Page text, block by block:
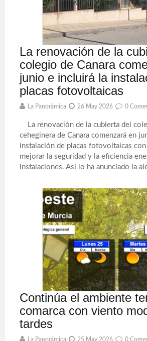
La renovación de la
colegio de Canara
junio e incluirá la
placas fotovoltaicas
La Panorámica 26 May 2026 0
La renovación de la cubierta del
ceheginera de Canara comenzará en
instalación de placas fotovoltaicas
mejorar la seguridad y la eficiencia
instalaciones. Así lo ha anunciado la
Continúa el ambiente
comarca con viento
tardes
La Panorámica 25 May 2026 0